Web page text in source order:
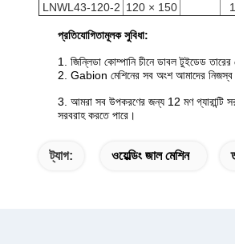
LNWL43-120-2 120 × 150
প্রতিযোগিতামূলক সুবিধা:
1. জিন্লিডা কোম্পানি চীনে ডাবল টুইডেড তারের
2. Gabion মেশিনের সব অংশ আমাদের নিজস্ব
3. আমরা সব উপকরণের জন্য 12 মণ গ্যারান্টি
সরবরাহ করতে পারে।
ট্যাগ: ওয়েল্ডিং জাল মেশিন